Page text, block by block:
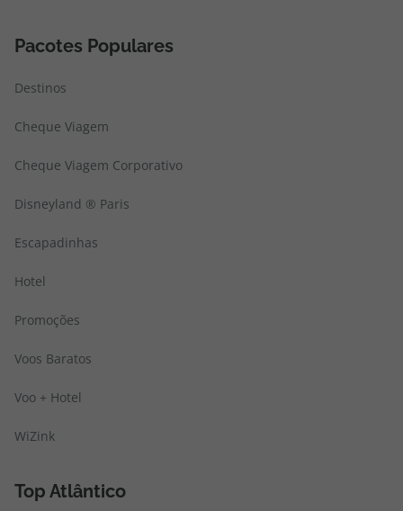
Pacotes Populares
Destinos
Cheque Viagem
Cheque Viagem Corporativo
Disneyland ® Paris
Escapadinhas
Hotel
Promoções
Voos Baratos
Voo + Hotel
WiZink
Top Atlântico